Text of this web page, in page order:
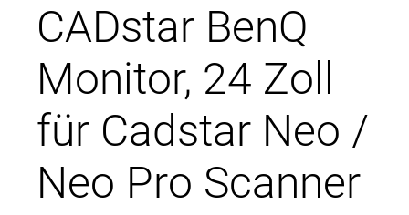
CADstar BenQ
Monitor, 24 Zoll
für Cadstar Neo /
Neo Pro Scanner